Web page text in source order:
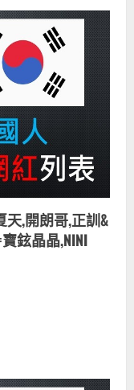
天,開朗哥,正訓&
鉉晶晶,NINI